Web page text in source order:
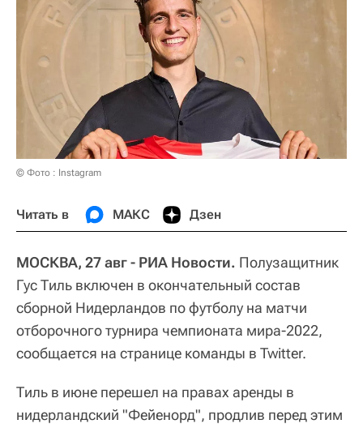
© Фото : Instagram
Читать в МАКС Дзен
МОСКВА, 27 авг - РИА Новости. Полузащитник
Гус Тиль включен в окончательный состав
сборной Нидерландов по футболу на матчи
отборочного турнира чемпионата мира-2022,
сообщается на странице команды в Twitter.
Тиль в июне перешел на правах аренды в
нидерландский "Фейенорд", продлив перед этим